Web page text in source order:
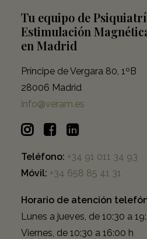
Tu equipo de
Estimulación
en Madrid
Príncipe de Vergara 80, 1ºB
28006 Madrid
info@veram.es
Teléfono: +34 91 011 34 93
Móvil: +34 658 85 41 31
Horario de atención
Lunes a jueves, de 10:30 a
Viernes, de 10:30 a 16:00 h